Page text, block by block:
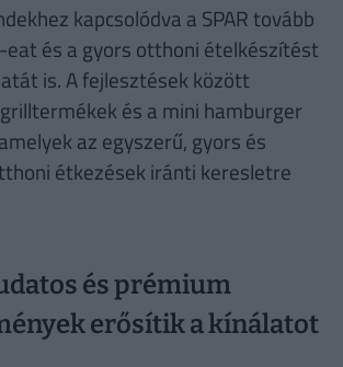
kapcsolódva a SPAR tovább
és a gyors otthoni ételkészítést
is. A fejlesztések között
és a mini hamburger
az egyszerű, gyors és
étkezések iránti keresletre
és prémium
erősítik a kínálatot